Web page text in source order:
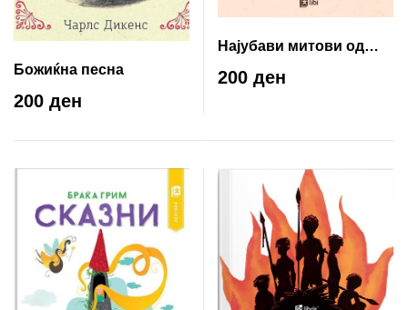
Божиќна песна
200 ден
Најубави митови од
антиката
200 ден